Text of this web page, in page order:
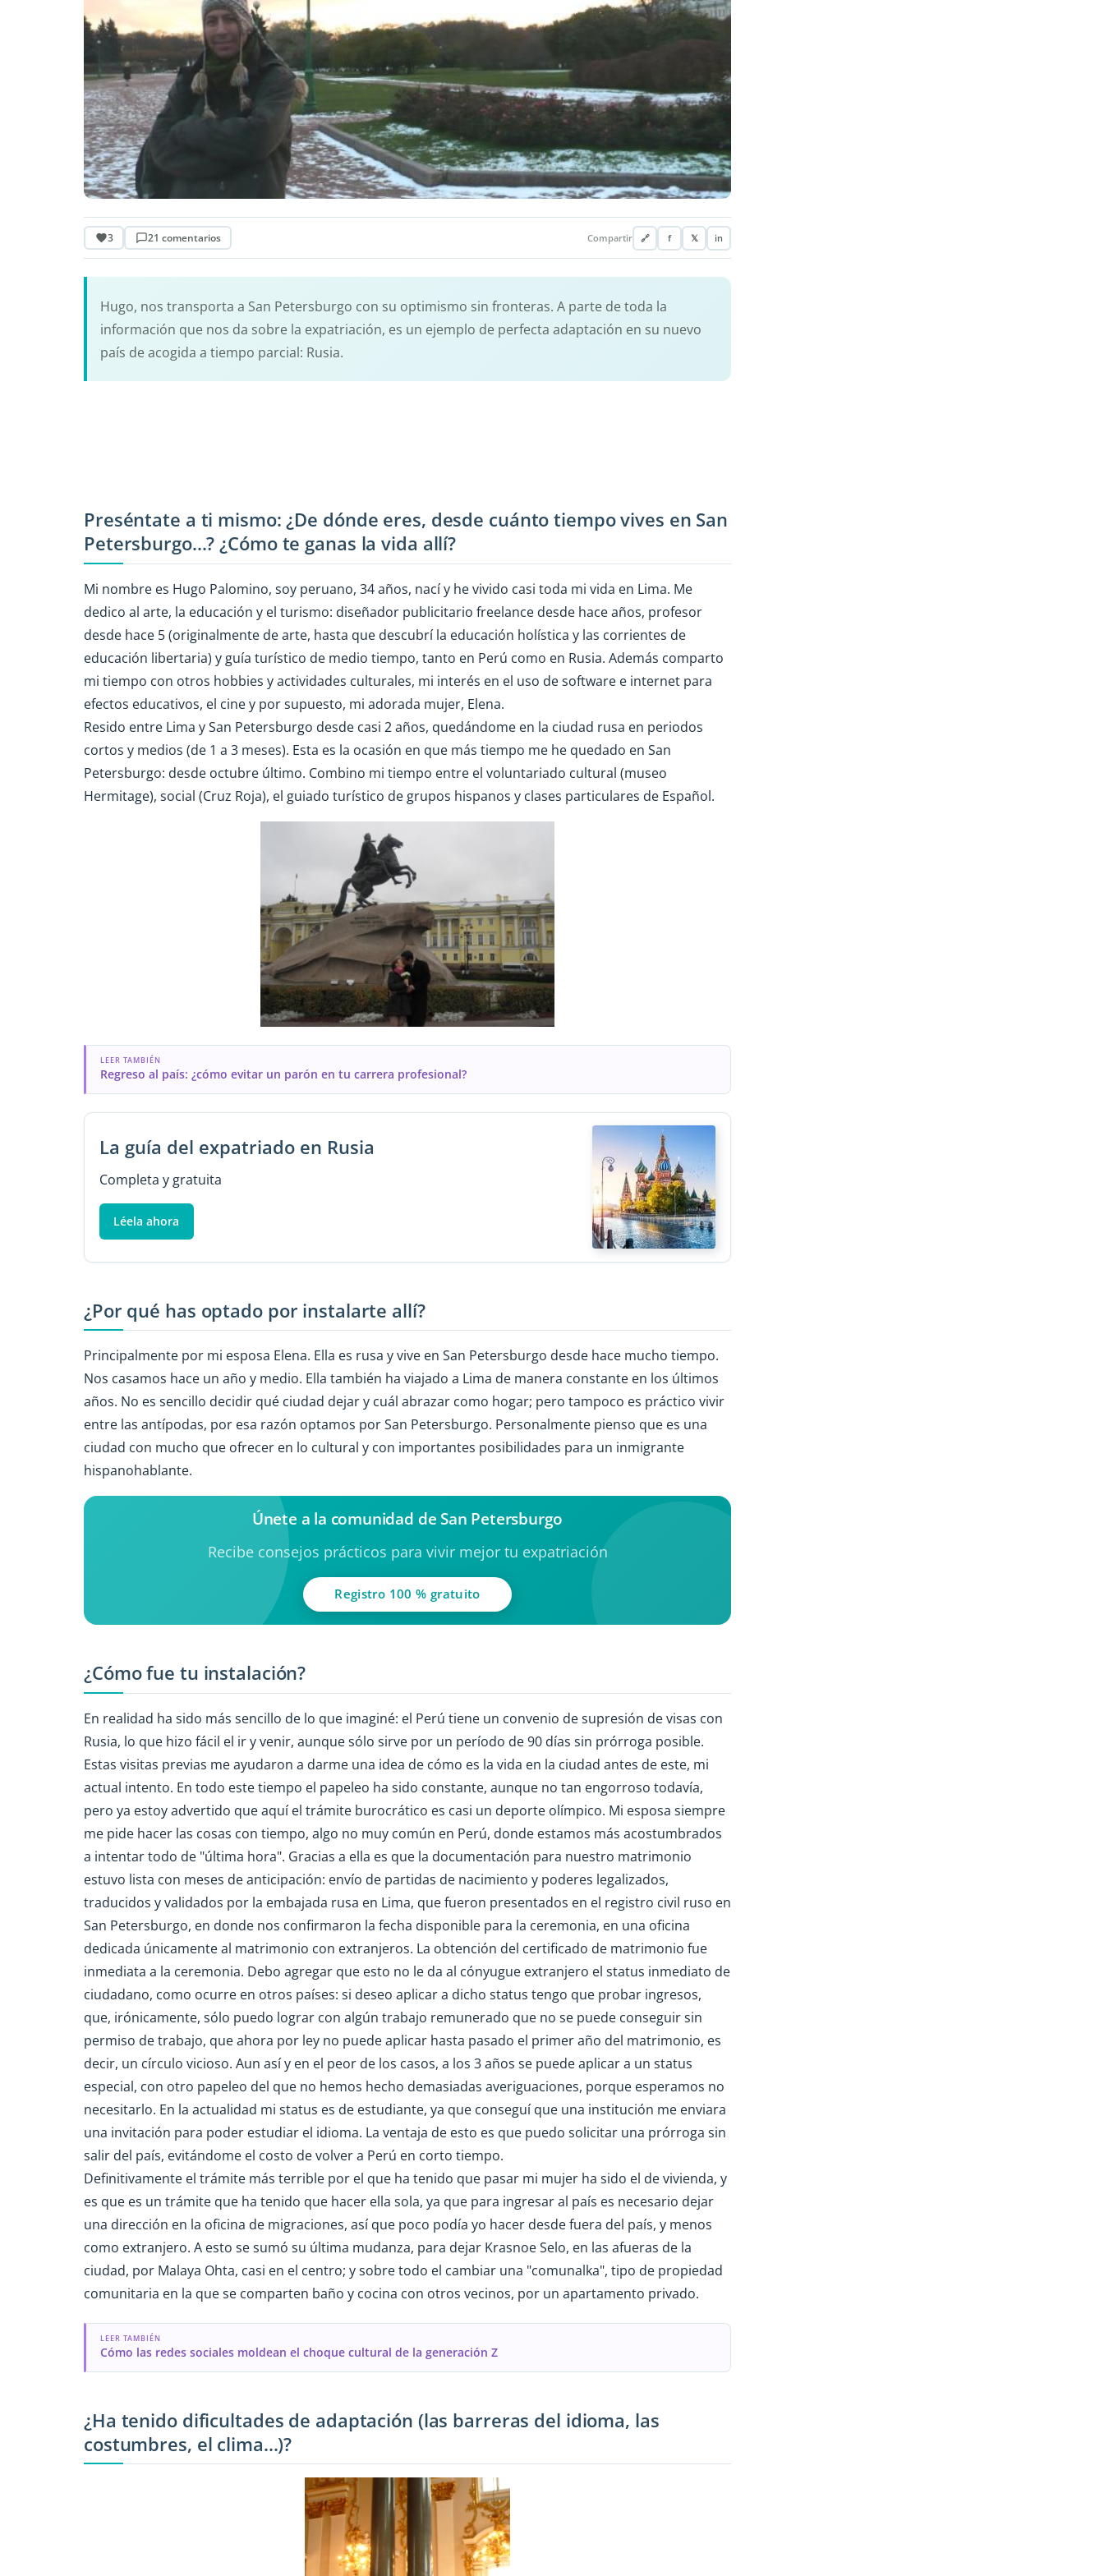
3 21 comentarios Compartir 🔗 f 𝕏 in
Hugo, nos transporta a San Petersburgo con su optimismo sin fronteras. A parte de toda la
información que nos da sobre la expatriación, es un ejemplo de perfecta adaptación en su nuevo
país de acogida a tiempo parcial: Rusia.
Preséntate a ti mismo: ¿De dónde eres, desde cuánto tiempo vives en San
Petersburgo...? ¿Cómo te ganas la vida allí?
Mi nombre es Hugo Palomino, soy peruano, 34 años, nací y he vivido casi toda mi vida en Lima. Me
dedico al arte, la educación y el turismo: diseñador publicitario freelance desde hace años, profesor
desde hace 5 (originalmente de arte, hasta que descubrí la educación holística y las corrientes de
educación libertaria) y guía turístico de medio tiempo, tanto en Perú como en Rusia. Además comparto
mi tiempo con otros hobbies y actividades culturales, mi interés en el uso de software e internet para
efectos educativos, el cine y por supuesto, mi adorada mujer, Elena.
Resido entre Lima y San Petersburgo desde casi 2 años, quedándome en la ciudad rusa en periodos
cortos y medios (de 1 a 3 meses). Esta es la ocasión en que más tiempo me he quedado en San
Petersburgo: desde octubre último. Combino mi tiempo entre el voluntariado cultural (museo
Hermitage), social (Cruz Roja), el guiado turístico de grupos hispanos y clases particulares de Español.
LEER TAMBIÉN
Regreso al país: ¿cómo evitar un parón en tu carrera profesional?
La guía del expatriado en Rusia
Completa y gratuita
Léela ahora
¿Por qué has optado por instalarte allí?
Principalmente por mi esposa Elena. Ella es rusa y vive en San Petersburgo desde hace mucho tiempo.
Nos casamos hace un año y medio. Ella también ha viajado a Lima de manera constante en los últimos
años. No es sencillo decidir qué ciudad dejar y cuál abrazar como hogar; pero tampoco es práctico vivir
entre las antípodas, por esa razón optamos por San Petersburgo. Personalmente pienso que es una
ciudad con mucho que ofrecer en lo cultural y con importantes posibilidades para un inmigrante
hispanohablante.
Únete a la comunidad de San Petersburgo
Recibe consejos prácticos para vivir mejor tu expatriación
Registro 100 % gratuito
¿Cómo fue tu instalación?
En realidad ha sido más sencillo de lo que imaginé: el Perú tiene un convenio de supresión de visas con
Rusia, lo que hizo fácil el ir y venir, aunque sólo sirve por un período de 90 días sin prórroga posible.
Estas visitas previas me ayudaron a darme una idea de cómo es la vida en la ciudad antes de este, mi
actual intento. En todo este tiempo el papeleo ha sido constante, aunque no tan engorroso todavía,
pero ya estoy advertido que aquí el trámite burocrático es casi un deporte olímpico. Mi esposa siempre
me pide hacer las cosas con tiempo, algo no muy común en Perú, donde estamos más acostumbrados
a intentar todo de "última hora". Gracias a ella es que la documentación para nuestro matrimonio
estuvo lista con meses de anticipación: envío de partidas de nacimiento y poderes legalizados,
traducidos y validados por la embajada rusa en Lima, que fueron presentados en el registro civil ruso en
San Petersburgo, en donde nos confirmaron la fecha disponible para la ceremonia, en una oficina
dedicada únicamente al matrimonio con extranjeros. La obtención del certificado de matrimonio fue
inmediata a la ceremonia. Debo agregar que esto no le da al cónyugue extranjero el status inmediato de
ciudadano, como ocurre en otros países: si deseo aplicar a dicho status tengo que probar ingresos,
que, irónicamente, sólo puedo lograr con algún trabajo remunerado que no se puede conseguir sin
permiso de trabajo, que ahora por ley no puede aplicar hasta pasado el primer año del matrimonio, es
decir, un círculo vicioso. Aun así y en el peor de los casos, a los 3 años se puede aplicar a un status
especial, con otro papeleo del que no hemos hecho demasiadas averiguaciones, porque esperamos no
necesitarlo. En la actualidad mi status es de estudiante, ya que conseguí que una institución me enviara
una invitación para poder estudiar el idioma. La ventaja de esto es que puedo solicitar una prórroga sin
salir del país, evitándome el costo de volver a Perú en corto tiempo.
Definitivamente el trámite más terrible por el que ha tenido que pasar mi mujer ha sido el de vivienda, y
es que es un trámite que ha tenido que hacer ella sola, ya que para ingresar al país es necesario dejar
una dirección en la oficina de migraciones, así que poco podía yo hacer desde fuera del país, y menos
como extranjero. A esto se sumó su última mudanza, para dejar Krasnoe Selo, en las afueras de la
ciudad, por Malaya Ohta, casi en el centro; y sobre todo el cambiar una "comunalka", tipo de propiedad
comunitaria en la que se comparten baño y cocina con otros vecinos, por un apartamento privado.
LEER TAMBIÉN
Cómo las redes sociales moldean el choque cultural de la generación Z
¿Ha tenido dificultades de adaptación (las barreras del idioma, las
costumbres, el clima...)?